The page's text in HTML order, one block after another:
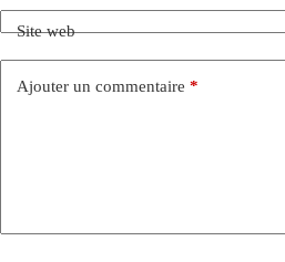
Site web
Ajouter un commentaire *